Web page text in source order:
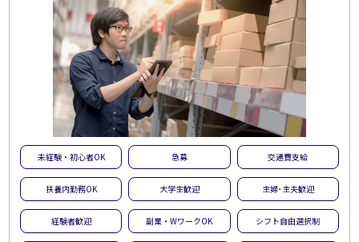
未経験・初心者OK 急募 交通費支給
扶養内勤務OK 大学生歓迎 主婦･主夫歓迎
経験者歓迎 副業・WワークOK シフト自由選択制
紹介
契約社員
パート・アルバイト
正社員
無期雇用派遣
こだわり
未経験・初心者OK
急募
大量募集
夜勤のお仕事
残業なし
扶養内勤務OK
大学生歓迎
主婦･主夫歓迎
経験者歓迎